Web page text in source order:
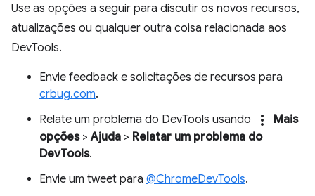
Use as opções a seguir para discutir os novos recursos,
atualizações ou qualquer outra coisa relacionada aos
DevTools.
Envie feedback e solicitações de recursos para
crbug.com.
Relate um problema do DevTools usando
more_vert
Mais
opções>Ajuda > Relatar um problema do
DevTools.
Envie um tweet para @ChromeDevTools.